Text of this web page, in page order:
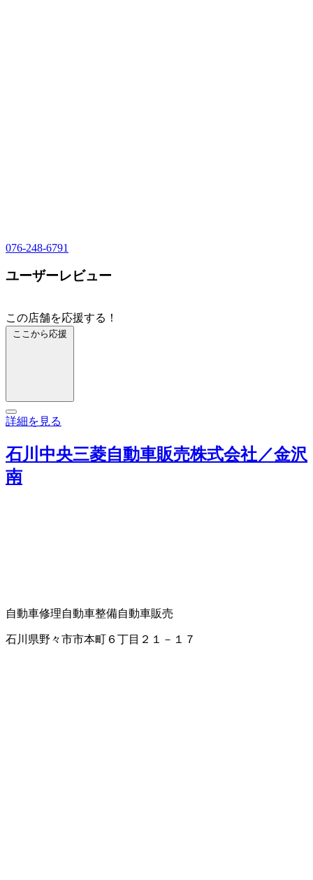
076-248-6791
ユーザーレビュー
この店舗を応援する！
ここから応援
詳細を見る
石川中央三菱自動車販売株式会社／金沢
南
自動車修理自動車整備自動車販売
石川県野々市市本町６丁目２１－１７